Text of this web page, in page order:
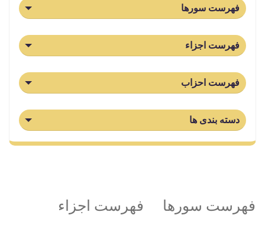
سورها
اجزاء
احزاب
بندی ها
سورها
فهرست اجزاء